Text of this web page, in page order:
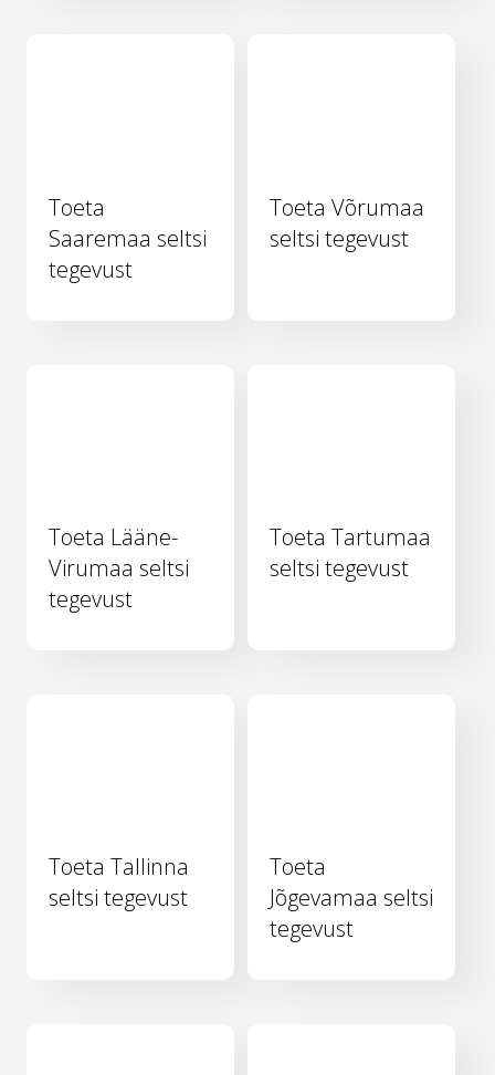
Toeta
Saaremaa seltsi
tegevust
Toeta Võrumaa
seltsi tegevust
Toeta Lääne-
Virumaa seltsi
tegevust
Toeta Tartumaa
seltsi tegevust
Toeta Tallinna
seltsi tegevust
Toeta
Jõgevamaa seltsi
tegevust